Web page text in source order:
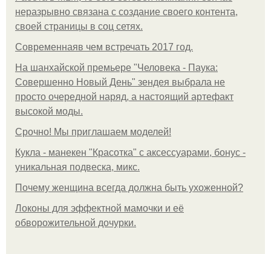
неразрывно связана с создание своего контента,
своей страницы в соц сетях.
Современнаяв чем встречать 2017 год.
На шанхайской премьере "Человека - Паука:
Совершенно Новый День" зендея выбрала не
просто очередной наряд, а настоящий артефакт
высокой моды.
Срочно! Мы приглашаем моделей!
Кукла - манекен "Красотка" с аксессуарами, бонус -
уникальная подвеска, микс.
Почему женщина всегда должна быть ухоженной?
Локоны для эффектной мамочки и её
обворожительной дочурки.